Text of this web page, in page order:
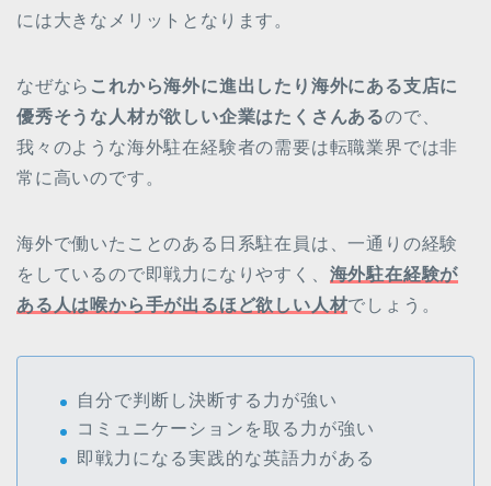
には大きなメリットとなります。
なぜなら これから海外に進出したり海外にある支店に
優秀そうな人材が欲しい企業はたくさんあるので、
我々のような海外駐在経験者の需要は転職業界では非
常に高いのです。
海外で働いたことのある日系駐在員は、一通りの経験
をしているので即戦力になりやすく、 海外駐在経験が
ある人は喉から手が出るほど欲しい人材でしょう。
自分で判断し決断する力が強い
コミュニケーションを取る力が強い
即戦力になる実践的な英語力がある